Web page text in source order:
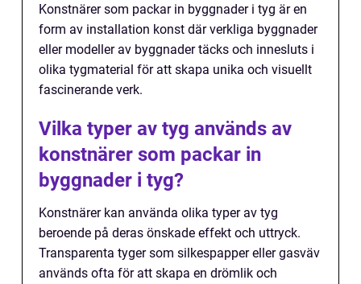
Konstnärer som packar in byggnader i tyg är en
form av installation konst där verkliga byggnader
eller modeller av byggnader täcks och innesluts i
olika tygmaterial för att skapa unika och visuellt
fascinerande verk.
Vilka typer av tyg används av
konstnärer som packar in
byggnader i tyg?
Konstnärer kan använda olika typer av tyg
beroende på deras önskade effekt och uttryck.
Transparenta tyger som silkespapper eller gasväv
används ofta för att skapa en drömlik och